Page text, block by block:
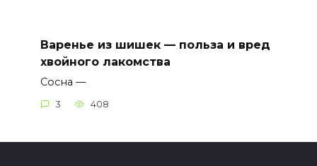
Варенье из шишек — польза и вред
хвойного лакомства
Сосна —
3 408